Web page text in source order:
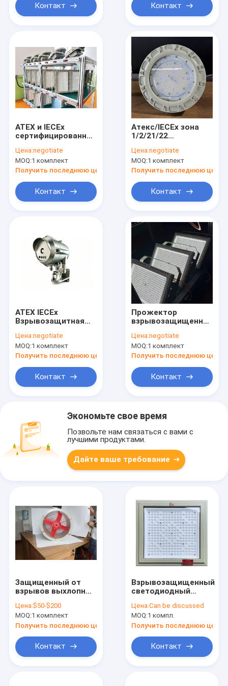
стали для опасных
зон нефти и газа
Контакт Контакт
ATEX и IECEx
сертифицированный
светодиодный
светодиодный
светодиод 200 Вт
в нефти и газе
Опасные зоны
Цена:negotiate
MOQ:1 комплект
Получить последнюю цену
Контакт
Атекс/IECEx зона
1/2/21/22
Лампостойкие
высокие
подъездные
150w Горное
освещение
Цена:negotiate
MOQ:1 комплект
Получить последнюю цену
Контакт
ATEX IECEx
Взрывозащитная
видеонаблюдения
IP66 IP68 из
нержавеющей
безопасности
опасных зон для
Цена:negotiate
MOQ:1 комплект
Получить последнюю цену
Контакт
Прожектор
взрывозащищенный
лампочки 10-400 Вт
угол светодиодной
лучи 120 градусов
Цена:negotiate
MOQ:1 комплект
Получить последнюю цену
Контакт
Экономьте свое время
Позвольте нам связаться с вами с
лучшими продуктами.
Дайте ваше требование
Защищенный от
взрывов выхлопный
газа и пыли
(защищенный от
пыли)
Цена:$50-$200
MOQ:1 комплект
Получить последнюю цену
Контакт
Взрывозащищенный
светодиодный
Высокая яркость
Свет для АЗС 100–
250 Вт
Максимальная
цветовая
температура 5700К
Цена:Can be discussed
MOQ:1 компл.
Получить последнюю цену
Контакт